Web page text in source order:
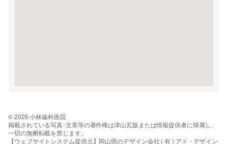
© 2026 小林歯科医院
掲載されている写真･文章等の著作権は津山瓦版または情報提供者に帰属し、
一切の無断転載を禁じます。
【ウェブサイトシステム提供元】岡山県のデザイン会社 ( 有 ) アド・デザイン